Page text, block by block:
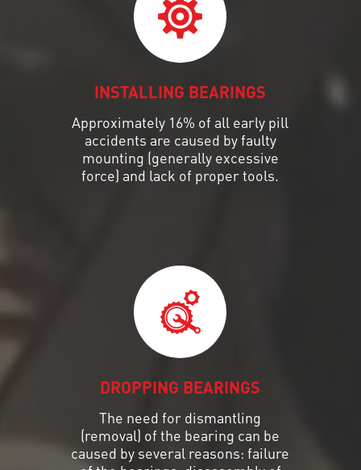
INSTALLING BEARINGS
Approximately 16% of all early pill
accidents are caused by faulty
mounting (generally excessive
force) and lack of proper tools.
DROPPING BEARINGS
The need for dismantling
(removal) of the bearing can be
caused by several reasons: failure